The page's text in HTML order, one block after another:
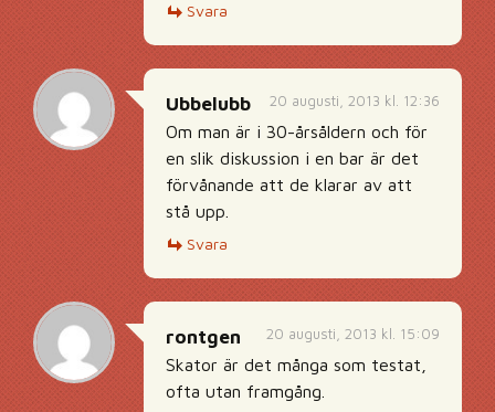
Svara
20 augusti, 2013 kl. 12:36
Ubbelubb
Om man är i 30-årsåldern och för
en slik diskussion i en bar är det
förvånande att de klarar av att
stå upp.
Svara
20 augusti, 2013 kl. 15:09
rontgen
Skator är det många som testat,
ofta utan framgång.